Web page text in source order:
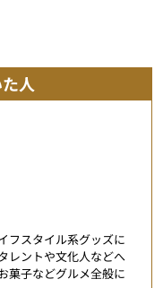
人
フスタイル系グッズに
レントや文化人などへ
菓子などグルメ全般に